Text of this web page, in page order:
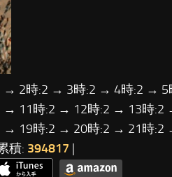
→ 2時:2 → 3時:2 → 4時:2 →
→ 11時:2 → 12時:2 → 13時
→ 19時:2 → 20時:2 → 21時:2
積: 394817 |